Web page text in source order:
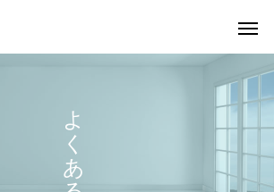
よくある質問